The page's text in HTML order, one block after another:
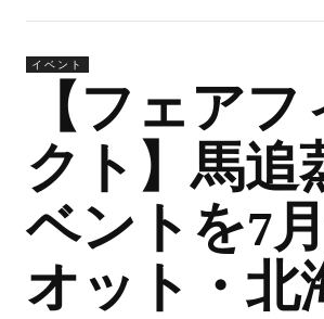
イベント
【フェア
クト】馬追
ベントを7
オット・北